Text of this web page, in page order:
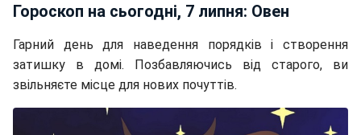
Гороскоп на сьогодні, 7 липня: Овен
Гарний день для наведення порядків і створення
затишку в домі. Позбавляючись від старого, ви
звільняєте місце для нових почуттів.